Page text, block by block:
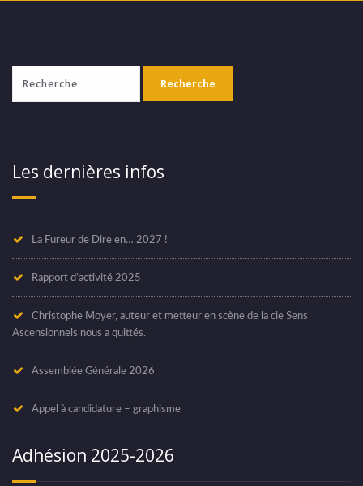
Les dernières infos
La Fureur de Dire en… 2027 !
Rapport d’activité 2025
Christophe Moyer, auteur et metteur en scène de la cie Sens
Ascensionnels nous a quittés.
Assemblée Générale 2026
Appel à candidature – graphisme
Adhésion 2025-2026